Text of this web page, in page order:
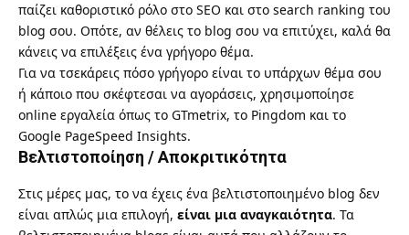
παίζει καθοριστικό ρόλο στο SEO και στο search ranking του
blog σου. Οπότε, αν θέλεις το blog σου να επιτύχει, καλά θα
κάνεις να επιλέξεις ένα γρήγορο θέμα.
Για να τσεκάρεις πόσο γρήγορο είναι το υπάρχων θέμα σου
ή κάποιο που σκέφτεσαι να αγοράσεις, χρησιμοποίησε
online εργαλεία όπως το GTmetrix, το Pingdom και το
Google PageSpeed Insights.
Βελτιστοποίηση / Αποκριτικότητα
Στις μέρες μας, το να έχεις ένα βελτιστοποιημένο blog δεν
είναι απλώς μια επιλογή, είναι μια αναγκαιότητα. Τα